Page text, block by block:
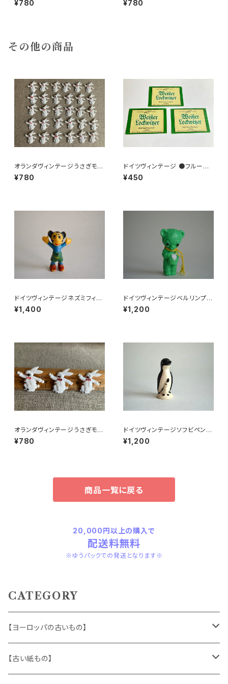
¥780 ¥780
その他の商品
オランダヴィンテージうさぎモチ
ーフプラパーツ30個セットNo16
2
¥780
ドイツヴィンテージ ●フルーツ
ワインラベル3枚組●
¥450
ドイツヴィンテージネズミフィギ
ュアa
¥1,400
ドイツヴィンテージベルリンプラ
ベア緑112
¥1,200
オランダヴィンテージうさぎモチ
ーフプラパーツ30個セットNo16
1
¥780
ドイツヴィンテージソフビペンギ
ンの親子
¥1,200
商品一覧に戻る
20,000円以上の購入で
配送料無料
※ゆうパックでの発送となります※
CATEGORY
【ヨーロッパの古いもの】
ヴィンテージアクセサリー
【古い紙もの】